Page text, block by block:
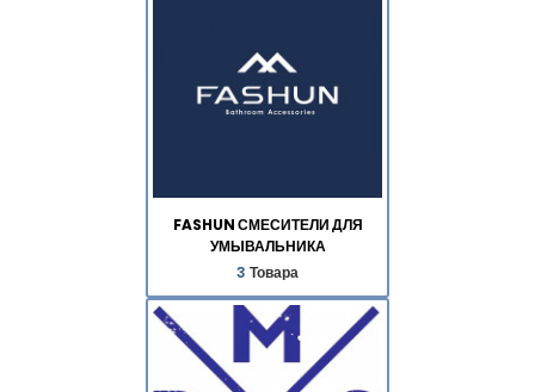
FASHUN СМЕСИТЕЛИ ДЛЯ
УМЫВАЛЬНИКА
3 Товара